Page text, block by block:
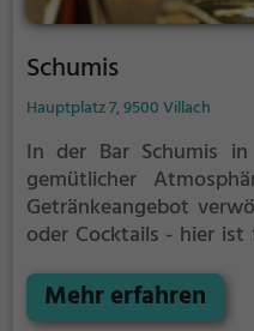
Schumis
Hauptplatz 7, 9500 Villach
In der Bar Schumis
gemütlicher
Getränkeangebot
oder Cocktails - hier ist
Personal sorgen für ein
Mehr erfahren